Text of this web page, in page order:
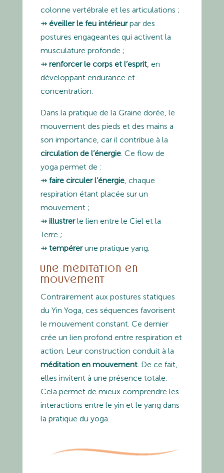
colonne vertébrale et les articulations ;
⇸ éveiller le feu intérieurpar des
postures engageantes qui activent la
musculature profonde ;
⇸ renforcer le corps et l’esprit, en
développant endurance et
concentration.
Dans la pratique de la Graine dorée, le
mouvement des pieds et des mains a
son importance, car il contribue à la
circulation de l’énergie. Ce flow de
yoga permet de :
⇸ faire circuler l’énergie, chaque
respiration étant placée sur un
mouvement ;
⇸ illustrerle lien entre le Ciel et la
Terre ;
⇸ tempérerune pratique yang.
Une méditation en
mouvement
Contrairement aux postures statiques
du Yin Yoga, ces séquences favorisent
le mouvement constant. Ce dernier
crée un lien profond entre respiration et
action. Leur construction conduit à la
méditation en mouvement. De ce fait,
elles invitent à une présence totale.
Cela permet de mieux comprendre les
interactions entre le yin et le yang dans
la pratique du yoga.